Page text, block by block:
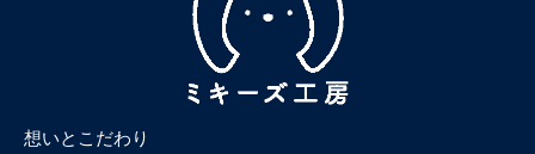
想いとこだわり